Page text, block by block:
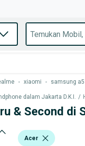
- xiaomi - samsung
dalam Jakarta D.K.I. /
& Second di
Acer